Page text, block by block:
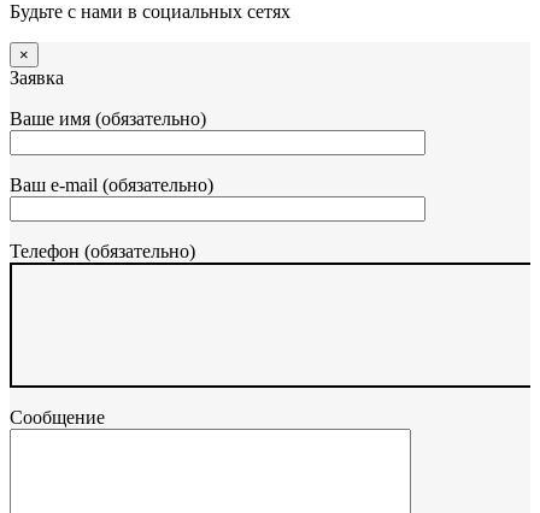
Будьте с нами в социальных сетях
×
Заявка
Ваше имя (обязательно)
Ваш e-mail (обязательно)
Телефон (обязательно)
Сообщение